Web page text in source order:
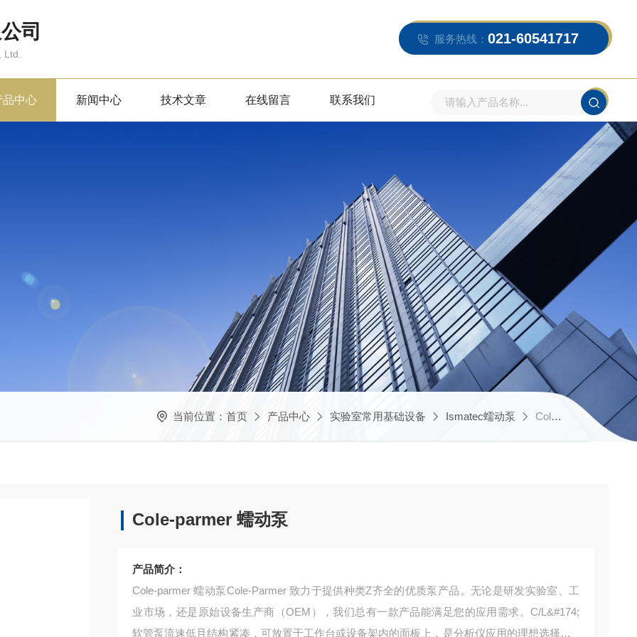
司 服务热线： 021-60541717
品中心 新闻中心 技术文章 在线留言 联系我们
当前位置： 首页 产品中心 实验室常用基础设备 Ismatec蠕动泵 Cole-parmer 蠕动泵
Cole-parmer 蠕动泵
产品简介：
Cole-parmer 蠕动泵Cole-Parmer 致力于提供种类Z齐全的优质泵产品。无论是研发实验室、工
业市场，还是原始设备生产商（OEM），我们总有一款产品能满足您的应用需求。C/L&#174;
软管泵流速低且结构紧凑，可放置于工作台或设备架内的面板上，是分析仪应用的理想选择。L/